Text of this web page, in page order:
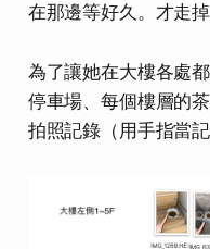
在那邊等好久。才走掉
為了讓她在大樓各處
停車場、每個樓層的
拍照記錄（用手指當記